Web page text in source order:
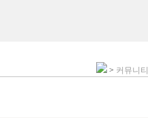
> 커뮤니티